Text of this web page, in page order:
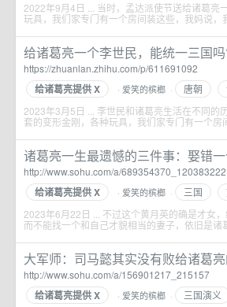
2022年9月4日 ... 当时，孟达派使节送给诸葛亮
玩具，我们家专门有一个房间装这些，我妈说，
给诸葛亮一个李世民，能统一三国
https://zhuanlan.zhihu.com/p/611691092
给诸葛亮提供 X · 爱笑的槟榔 · 唐朝
2023年3月5日 ... 李世民和诸葛亮生活在不同的
套的变形金刚，各种玩具，我们家专门有一个房
诸葛亮一生最遗憾的三件事：娶错
http://www.sohu.com/a/689354370_120383222
给诸葛亮提供 X · 爱笑的槟榔 · 三国
2023年6月22日 ... 不过这个黄月英的确是才女
而不能找一个和自己才貌相当的妻子，依旧是诸
大军师：司马懿其实没有败给诸葛亮
http://www.sohu.com/a/156901217_215157
给诸葛亮提供 X · 爱笑的槟榔 · 三国演义